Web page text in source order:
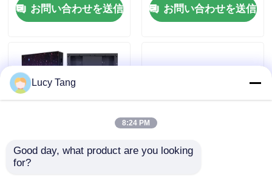
工場 ツアー
品質管理
連絡 ください
COBスクリーン
お問い合わせを送信
お問い合わせを送信
3Dステージダンスフロ
Lucy Tang
8:24 PM
Good day, what product are you looking
for?